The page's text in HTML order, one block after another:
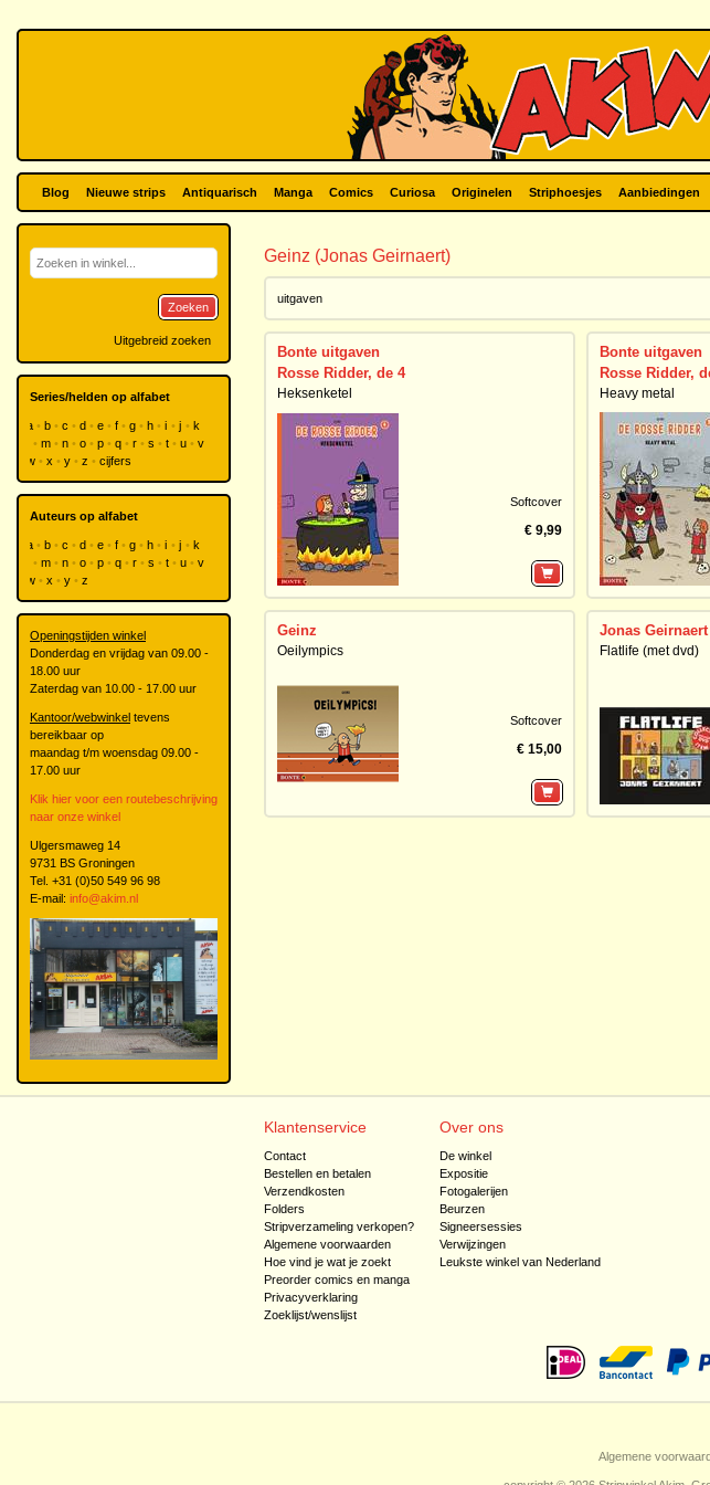
Blog Nieuwe strips Antiquarisch Manga Comics Curiosa Originelen Striphoesjes Aanbiedingen
Geinz (Jonas Geirnaert)
uitgaven
Bonte uitgaven
Rosse Ridder, de 4
Heksenketel
Softcover
€ 9,99
Bonte uitgaven
Rosse Ridder,
Heavy metal
Geinz
Oeilympics
Softcover
€ 15,00
Jonas
Flatlife (met dvd)
Zoeken
Uitgebreid zoeken
Series/helden op alfabet
a b c d e f g h i j
k
m n o p q r s t u
v
w
x y z cijfers
Auteurs op alfabet
a b c d e f g h i j
k
m n o p q r s t u
v
w
x y z
Openingstijden winkel
Donderdag en vrijdag van 09.00 -
18.00 uur
Zaterdag van 10.00 - 17.00 uur
Kantoor/webwinkel tevens
bereikbaar op
maandag t/m woensdag 09.00 -
17.00 uur
Klik hier voor een routebeschrijving
naar onze winkel
Ulgersmaweg 14
9731 BS Groningen
Tel. +31 (0)50 549 96 98
E-mail: info@akim.nl
Klantenservice
Contact
Bestellen en betalen
Verzendkosten
Folders
Stripverzameling verkopen?
Algemene voorwaarden
Hoe vind je wat je zoekt
Preorder comics en manga
Privacyverklaring
Zoeklijst/wenslijst
Over ons
De winkel
Expositie
Fotogalerijen
Beurzen
Signeersessies
Verwijzingen
Leukste winkel van Nederland
Algemene